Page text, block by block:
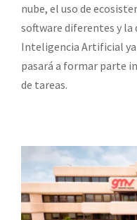
nube, el uso de
software diferentes y
Inteligencia Artificial ya
pasará a formar parte
de tareas.